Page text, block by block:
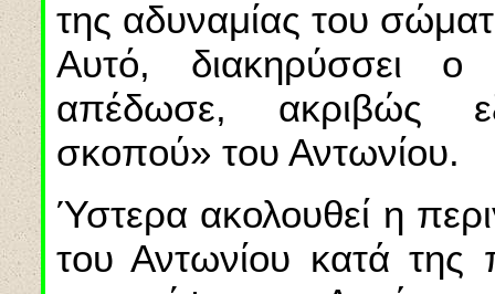
της αδυναμίας του
Αυτό, διακηρύσσει
απέδωσε, ακριβώς
σκοπού» του Αντωνίου.
Ύστερα ακολουθεί η
του Αντωνίου κατά της